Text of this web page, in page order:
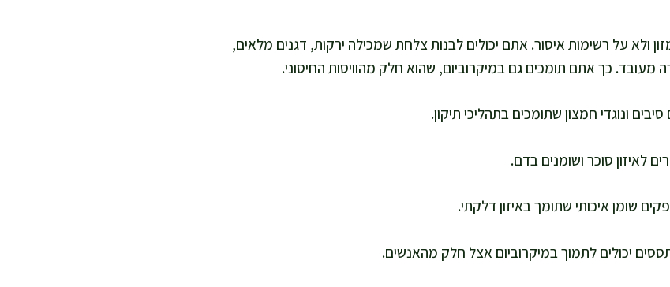
ולא על רשימות איסור. אתם יכולים לבנות צלחת שמכילה ירקות, דגנים מלאים,
מעובד. כך אתם תומכים גם במיקרוביום, שהוא חלק מהוויסות החיסוני.
ונוגדי חמצון שתומכים בתהליכי תיקון.
לאיזון סוכר ושומנים בדם.
שומן איכותי שתומך באיזון דלקתי.
יכולים לתמוך במיקרוביום אצל חלק מהאנשים.